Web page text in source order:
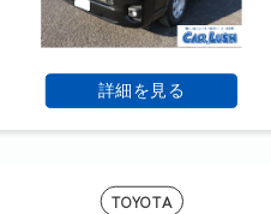
詳細を見る
TOYOTA